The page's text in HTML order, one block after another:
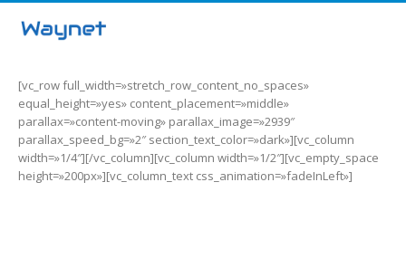
[vc_row full_width=»stretch_row_content_no_spaces»
equal_height=»yes» content_placement=»middle»
parallax=»content-moving» parallax_image=»2939″
parallax_speed_bg=»2″ section_text_color=»dark»][vc_column
width=»1/4″][/vc_column][vc_column width=»1/2″][vc_empty_space
height=»200px»][vc_column_text css_animation=»fadeInLeft»]